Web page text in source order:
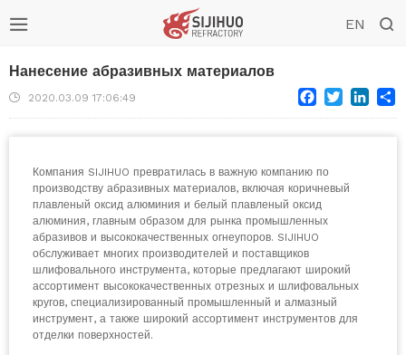
 EN 
Нанесение абразивных материалов
 2020.03.09 17:06:49 Facebook
Twitter
Компания SIJIHUO превратилась в важную компанию по
производству абразивных материалов, включая коричневый
плавленый оксид алюминия и белый плавленый оксид
алюминия, главным образом для рынка промышленных
абразивов и высококачественных огнеупоров. SIJIHUO
обслуживает многих производителей и поставщиков
шлифовального инструмента, которые предлагают широкий
ассортимент высококачественных отрезных и шлифовальных
кругов, специализированный промышленный и алмазный
инструмент, а также широкий ассортимент инструментов для
отделки поверхностей.